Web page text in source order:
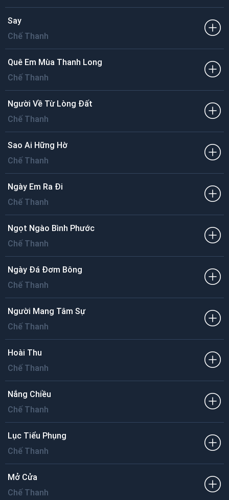
Say
Chế Thanh
Quê Em Mùa Thanh Long
Chế Thanh
Người Về Từ Lòng Đất
Chế Thanh
Sao Ai Hững Hờ
Chế Thanh
Ngày Em Ra Đi
Chế Thanh
Ngọt Ngào Bình Phước
Chế Thanh
Ngày Đá Đơm Bông
Chế Thanh
Người Mang Tâm Sự
Chế Thanh
Hoài Thu
Chế Thanh
Nắng Chiều
Chế Thanh
Lục Tiểu Phụng
Chế Thanh
Mở Cửa
Chế Thanh